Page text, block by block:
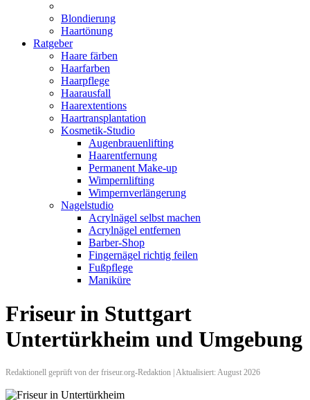
Blondierung
Haartönung
Ratgeber
Haare färben
Haarfarben
Haarpflege
Haarausfall
Haarextentions
Haartransplantation
Kosmetik-Studio
Augenbrauenlifting
Haarentfernung
Permanent Make-up
Wimpernlifting
Wimpernverlängerung
Nagelstudio
Acrylnägel selbst machen
Acrylnägel entfernen
Barber-Shop
Fingernägel richtig feilen
Fußpflege
Maniküre
Friseur in Stuttgart
Untertürkheim und Umgebung
Redaktionell geprüft von der friseur.org-Redaktion | Aktualisiert: August 2026